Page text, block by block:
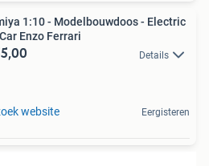
1:10 - Modelbouwdoos - Electric
Enzo Ferrari
Details
website Eergisteren